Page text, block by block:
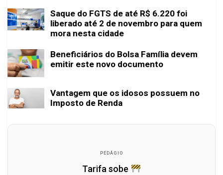
Saque do FGTS de até R$ 6.220 foi
liberado até 2 de novembro para quem
mora nesta cidade
Beneficiários do Bolsa Família devem
emitir este novo documento
Vantagem que os idosos possuem no
Imposto de Renda
PEDÁGIO
Tarifa sobe